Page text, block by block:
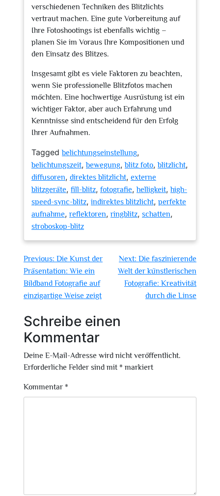
verschiedenen Techniken des Blitzlichts
vertraut machen. Eine gute Vorbereitung auf
Ihre Fotoshootings ist ebenfalls wichtig –
planen Sie im Voraus Ihre Kompositionen und
den Einsatz des Blitzes.
Insgesamt gibt es viele Faktoren zu beachten,
wenn Sie professionelle Blitzfotos machen
möchten. Eine hochwertige Ausrüstung ist ein
wichtiger Faktor, aber auch Erfahrung und
Kenntnisse sind entscheidend für den Erfolg
Ihrer Aufnahmen.
Taggedbelichtungseinstellung,
belichtungszeit,bewegung,blitz foto,blitzlicht,
diffusoren, direktes blitzlicht, externe
blitzgeräte, fill-blitz, fotografie,helligkeit,high-
speed-sync-blitz, indirektes blitzlicht, perfekte
aufnahme, reflektoren, ringblitz, schatten,
stroboskop-blitz
Beitragsnavigation
Previous: Die Kunst der
Präsentation: Wie ein
Bildband Fotografie auf
einzigartige Weise zeigt
Next: Die faszinierende
Welt der künstlerischen
Fotografie: Kreativität
durch die Linse
Schreibe einen
Kommentar
Deine E-Mail-Adresse wird nicht veröffentlicht.
Erforderliche Felder sind mit * markiert
Kommentar *